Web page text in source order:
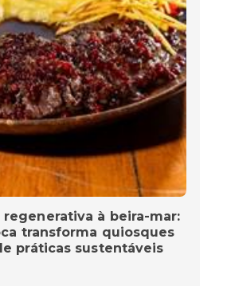
regenerativa à beira-mar:
transforma quiosques
práticas sustentáveis